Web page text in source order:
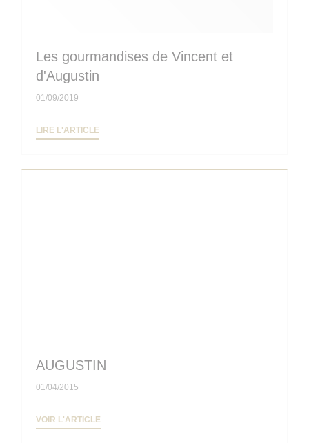
Les gourmandises de Vincent et
d'Augustin
01/09/2019
LIRE L'ARTICLE
AUGUSTIN
01/04/2015
VOIR L'ARTICLE